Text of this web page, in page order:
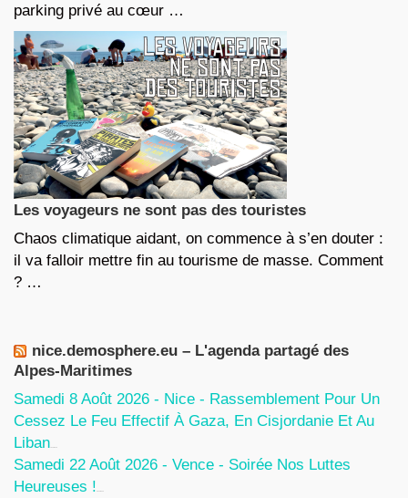
parking privé au cœur …
Les voyageurs ne sont pas des touristes
Chaos climatique aidant, on commence à s’en douter :
il va falloir mettre fin au tourisme de masse. Comment
? …
nice.demosphere.eu – L'agenda partagé des
Alpes-Maritimes
Samedi 8 Août 2026 - Nice - Rassemblement Pour Un
Cessez Le Feu Effectif À Gaza, En Cisjordanie Et Au
Liban
Samedi 22 Août 2026 - Vence - Soirée Nos Luttes
Heureuses !